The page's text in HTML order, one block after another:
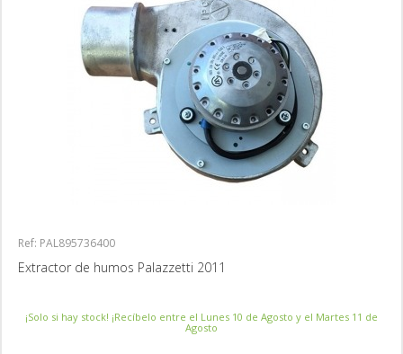
Ref: PAL895736400
Extractor de humos Palazzetti 2011
¡Solo si hay stock! ¡Recíbelo entre el Lunes 10 de Agosto y el Martes 11 de
Agosto